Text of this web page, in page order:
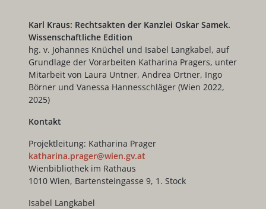
Karl Kraus: Rechtsakten der Kanzlei Oskar Samek.
Wissenschaftliche Edition
hg. v. Johannes Knüchel und Isabel Langkabel, auf
Grundlage der Vorarbeiten Katharina Pragers, unter
Mitarbeit von Laura Untner, Andrea Ortner, Ingo
Börner und Vanessa Hannesschläger (Wien 2022,
2025)
Kontakt
Projektleitung: Katharina Prager
katharina.prager@wien.gv.at
Wienbibliothek im Rathaus
1010 Wien, Bartensteingasse 9, 1. Stock
Isabel Langkabel